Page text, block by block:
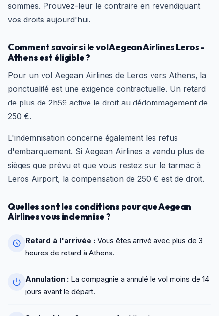
sommes. Prouvez-leur le contraire en revendiquant
vos droits aujourd'hui.
Comment savoir si le vol Aegean Airlines Leros -
Athens est éligible ?
Pour un vol Aegean Airlines de Leros vers Athens, la
ponctualité est une exigence contractuelle. Un retard
de plus de 2h59 active le droit au dédommagement de
250 €.
L'indemnisation concerne également les refus
d'embarquement. Si Aegean Airlines a vendu plus de
sièges que prévu et que vous restez sur le tarmac à
Leros Airport, la compensation de 250 € est de droit.
Quelles sont les conditions pour que Aegean
Airlines vous indemnise ?
Retard à l'arrivée : Vous êtes arrivé avec plus de 3
heures de retard à Athens.
Annulation : La compagnie a annulé le vol moins de 14
jours avant le départ.